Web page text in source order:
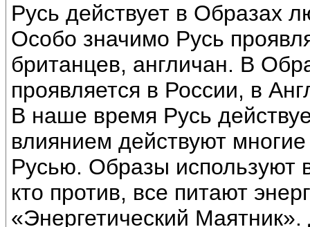
Русь действует в Образах
Особо значимо Русь
британцев, англичан. В
проявляется в России, в
В наше время Русь
влиянием действуют
Русью. Образы используют
кто против, все питают
«Энергетический